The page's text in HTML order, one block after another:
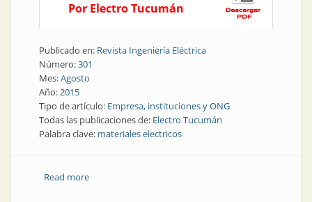
Por Electro Tucumán
Publicado en: Revista Ingeniería Eléctrica
Número:301
Mes:Agosto
Año:2015
Tipo de artículo: Empresa, instituciones y ONG
Todas las publicaciones de: Electro Tucumán
Palabra clave: materiales electricos
Read moreabout Empresa | 50 años de Electro Tucumán